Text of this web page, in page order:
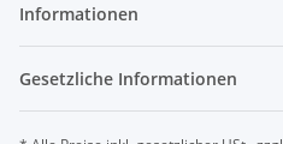
Informationen
Gesetzliche Informationen